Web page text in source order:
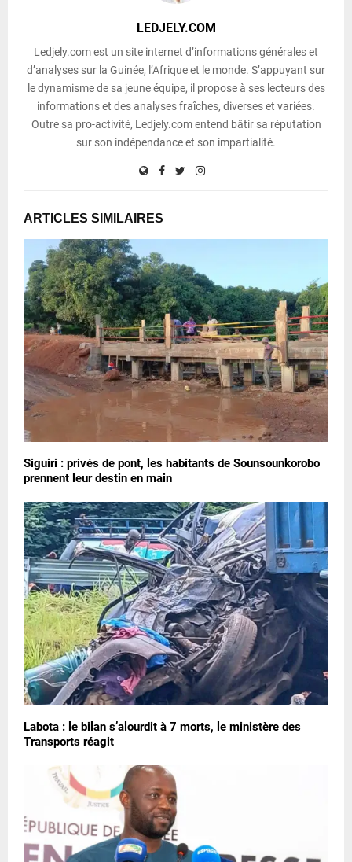
LEDJELY.COM
Ledjely.com est un site internet d’informations générales et
d’analyses sur la Guinée, l’Afrique et le monde. S’appuyant sur
le dynamisme de sa jeune équipe, il propose à ses lecteurs des
informations et des analyses fraîches, diverses et variées.
Outre sa pro-activité, Ledjely.com entend bâtir sa réputation
sur son indépendance et son impartialité.
ARTICLES SIMILAIRES
Siguiri : privés de pont, les habitants de Sounsounkorobo
prennent leur destin en main
Labota : le bilan s’alourdit à 7 morts, le ministère des
Transports réagit